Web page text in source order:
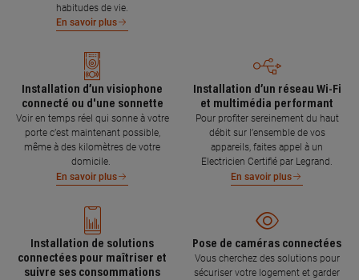
habitudes de vie.
En savoir plus
Installation d’un visiophone
connecté ou d'une sonnette
Voir en temps réel qui sonne à votre
porte c’est maintenant possible,
même à des kilomètres de votre
domicile.
En savoir plus
Installation d’un réseau Wi-Fi
et multimédia performant
Pour profiter sereinement du haut
débit sur l’ensemble de vos
appareils, faites appel à un
Electricien Certifié par Legrand.
En savoir plus
Installation de solutions
connectées pour maîtriser et
suivre ses consommations
Pose de caméras connectées
Vous cherchez des solutions pour
sécuriser votre logement et garder